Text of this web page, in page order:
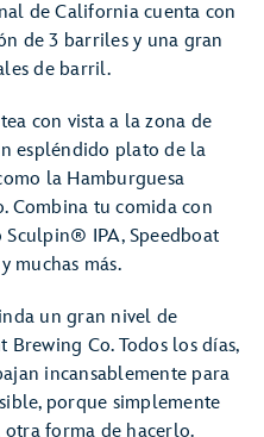
de California cuenta con
de 3 barriles y una gran
de barril.
con vista a la zona de
espléndido plato de la
la Hamburguesa
Combina tu comida con
Sculpin® IPA, Speedboat
muchas más.
un gran nivel de
Co. Todos los días,
incansablemente para
porque simplemente
forma de hacerlo.